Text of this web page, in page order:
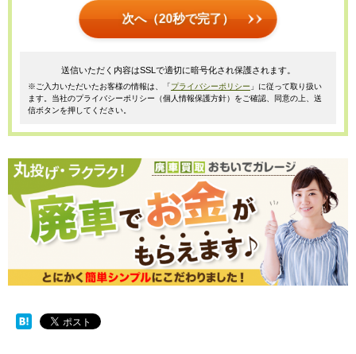
次へ（20秒で完了）
送信いただく内容はSSLで適切に暗号化され保護されます。
※ご入力いただいたお客様の情報は、「プライバシーポリシー 」に従って取り扱い
ます。当社のプライバシーポリシー（個人情報保護方針）をご確認、同意の上、送
信ボタンを押してください。